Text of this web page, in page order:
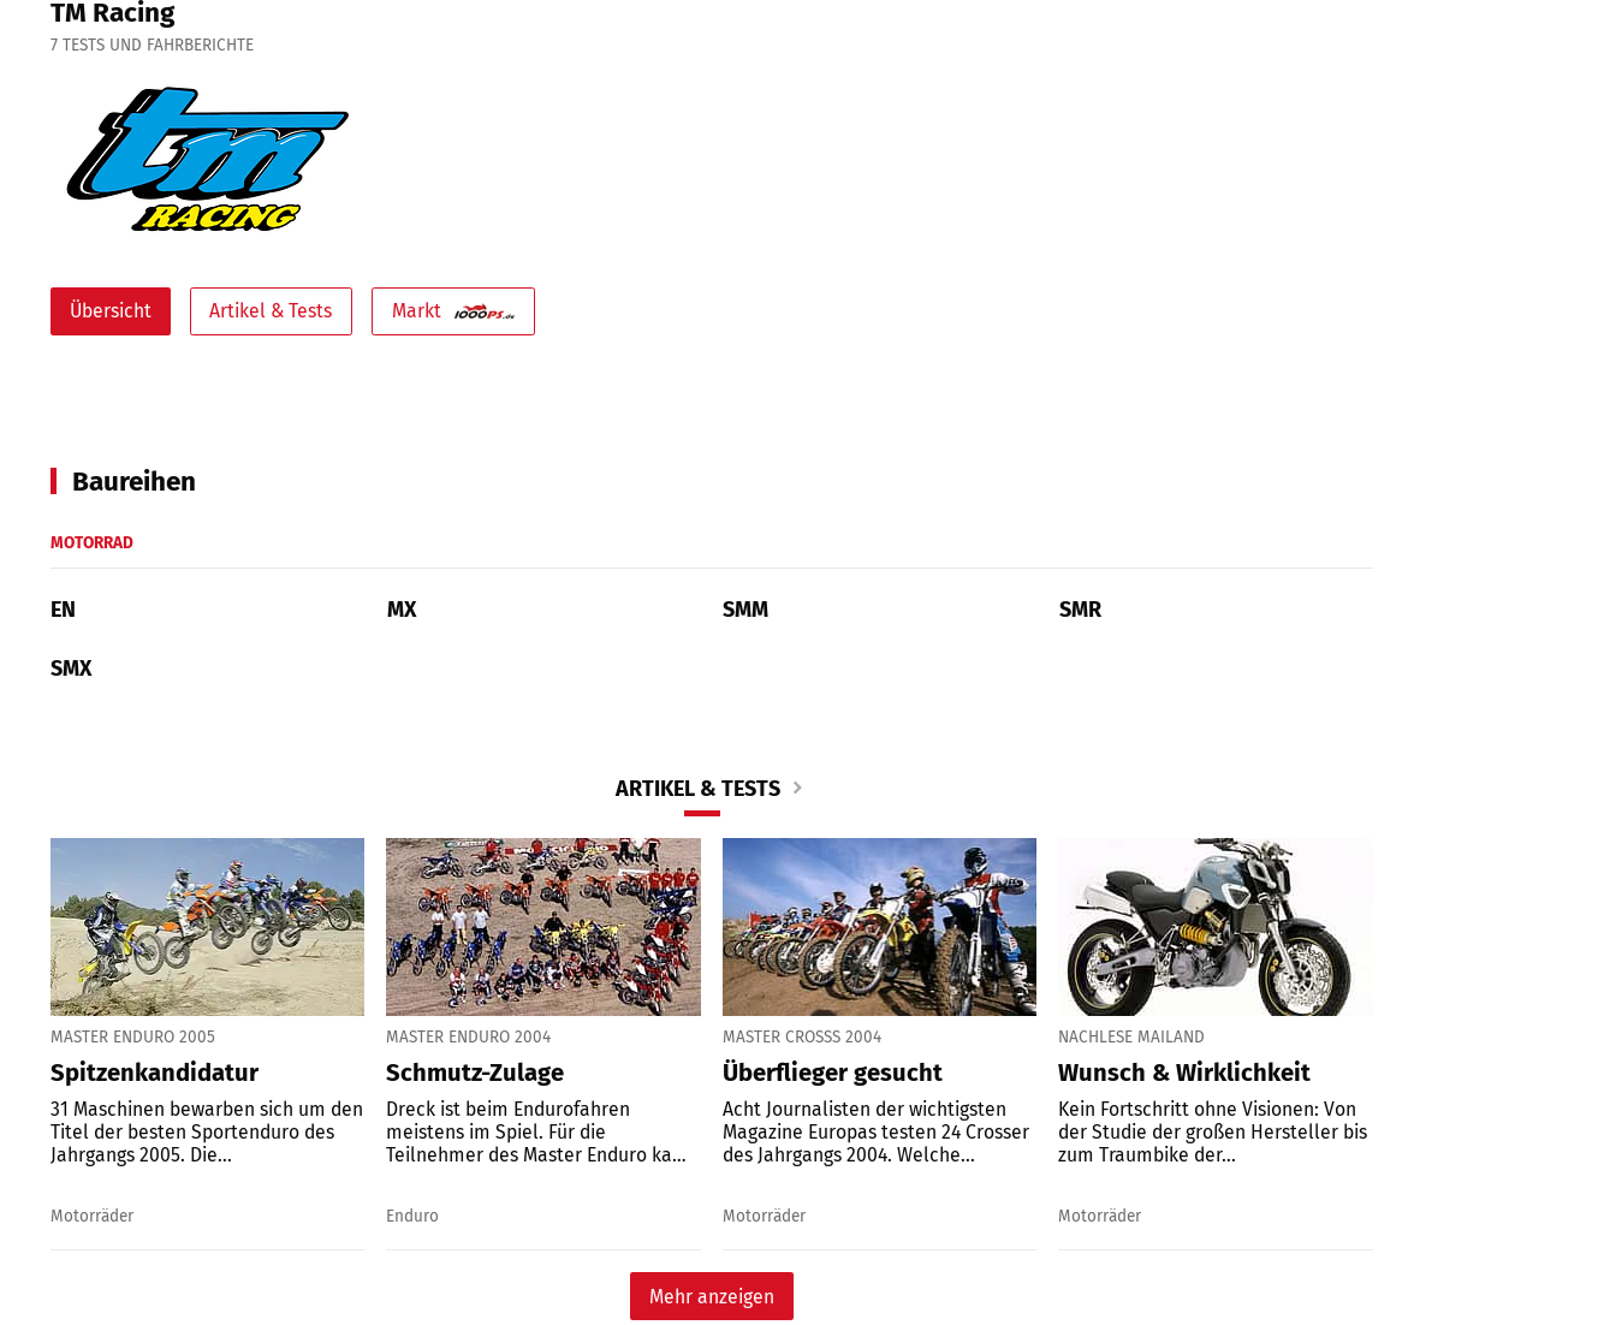
TM Racing
7 TESTS UND FAHRBERICHTE
Übersicht Artikel & Tests Markt
Baureihen
MOTORRAD
EN MX SMM SMR
SMX
ARTIKEL & TESTS
MASTER ENDURO 2005
Spitzenkandidatur
31 Maschinen bewarben sich um den
Titel der besten Sportenduro des
Jahrgangs 2005. Die...
Motorräder
MASTER ENDURO 2004
Schmutz-Zulage
Dreck ist beim Endurofahren
meistens im Spiel. Für die
Teilnehmer des Master Enduro kam
Enduro
MASTER CROSSS 2004
Überflieger gesucht
Acht Journalisten der wichtigsten
Magazine Europas testen 24 Crosser
des Jahrgangs 2004. Welche...
Motorräder
NACHLESE MAILAND
Wunsch & Wirklichkeit
Kein Fortschritt ohne Visionen: Von
der Studie der großen Hersteller bis
zum Traumbike der...
Motorräder
Mehr anzeigen